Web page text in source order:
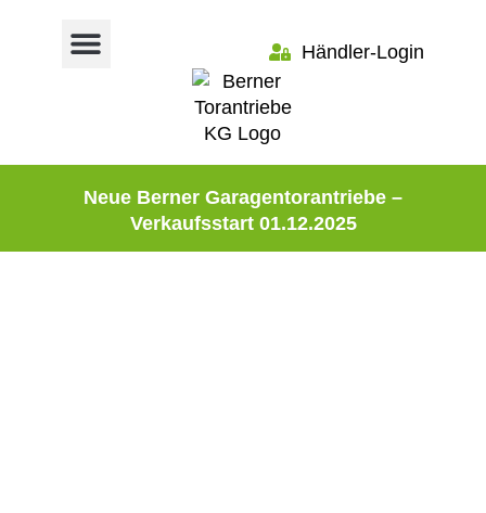
Händler-Login
Neue Berner Garagentorantriebe –
Verkaufsstart 01.12.2025